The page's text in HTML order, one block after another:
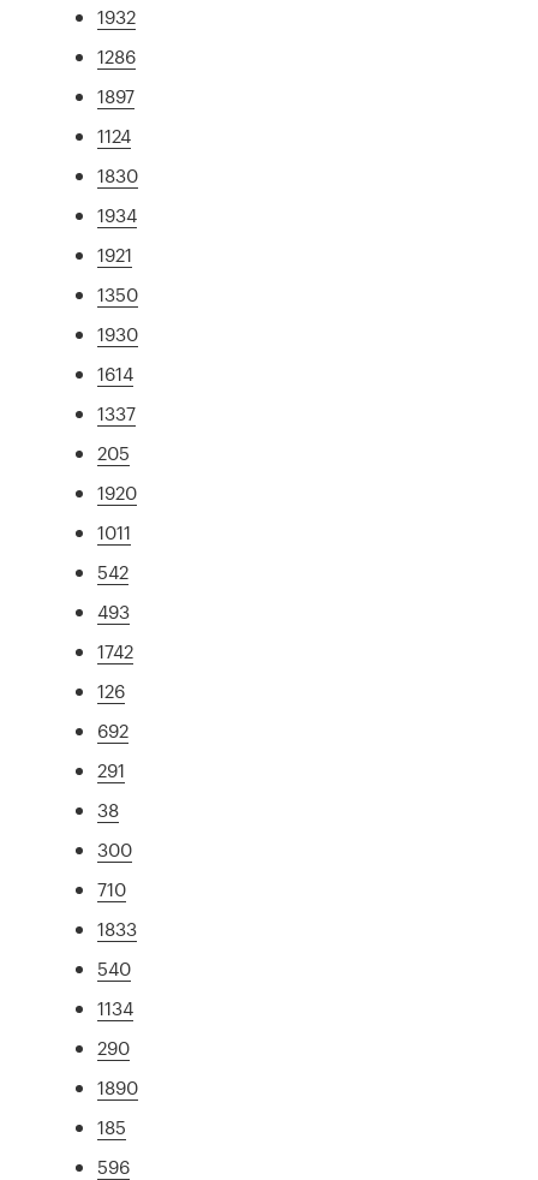
1932
1286
1897
1124
1830
1934
1921
1350
1930
1614
1337
205
1920
1011
542
493
1742
126
692
291
38
300
710
1833
540
1134
290
1890
185
596